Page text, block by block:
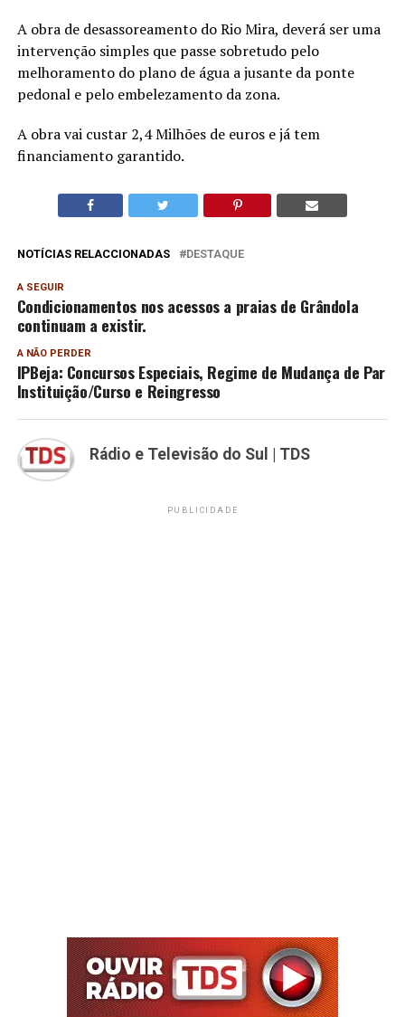
A obra de desassoreamento do Rio Mira, deverá ser uma
intervenção simples que passe sobretudo pelo
melhoramento do plano de água a jusante da ponte
pedonal e pelo embelezamento da zona.
A obra vai custar 2,4 Milhões de euros e já tem
financiamento garantido.
NOTÍCIAS RELACCIONADAS DESTAQUE
A SEGUIR
Condicionamentos nos acessos a praias de Grândola
continuam a existir.
A NÃO PERDER
IPBeja: Concursos Especiais, Regime de Mudança de Par
Instituição/Curso e Reingresso
Rádio e Televisão do Sul | TDS
PUBLICIDADE